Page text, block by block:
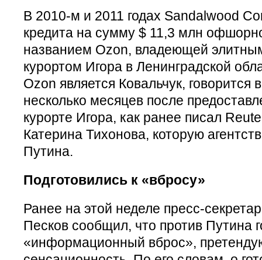
В 2010-м и 2011 годах Sandalwood
кредита на сумму $ 11,3 млн
названием Ozon, владеющей
курортом Игора в Ленинградской
Ozon является Ковальчук, говорится
несколько месяцев после
курорте Игора, как ранее писал
Катерина Тихонова, которую
Путина.
Подготовились к «вбросу»
Ранее на этой неделе пресс-
Песков сообщил, что против Путина
«информационный вброс»,